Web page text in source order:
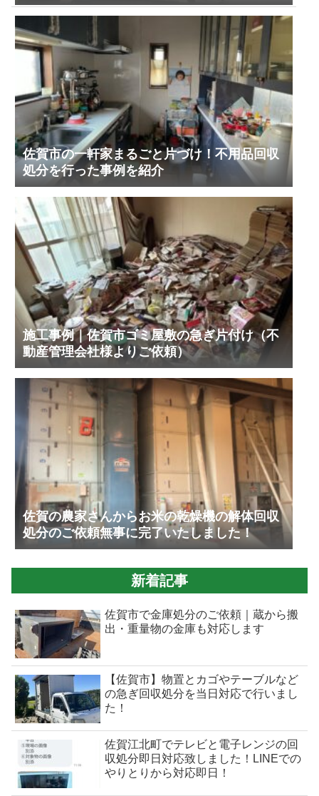
佐賀市の一軒家まるごと片づけ！不用品回収
処分を行った事例を紹介
施工事例｜佐賀市ゴミ屋敷の急ぎ片付け（不
動産管理会社様よりご依頼）
佐賀の農家さんからお米の乾燥機の解体回収
処分のご依頼無事に完了いたしました！
新着記事
佐賀市で金庫処分のご依頼｜蔵から搬
出・重量物の金庫も対応します
【佐賀市】物置とカゴやテーブルなど
の急ぎ回収処分を当日対応で行いまし
た！
佐賀江北町でテレビと電子レンジの回
収処分即日対応致しました！LINEでの
やりとりから対応即日！